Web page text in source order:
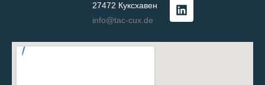
27472 Куксхавен
info@tac-cux.de